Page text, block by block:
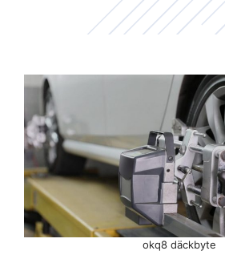
okq8 däckbyte